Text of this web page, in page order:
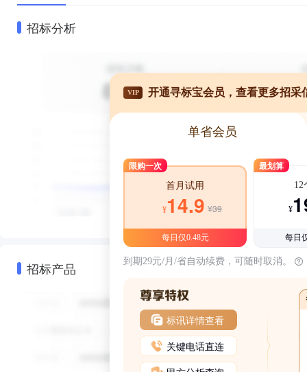
招标分析
招标产品
VIP 开通寻标宝会员，查看更多招采
单省会员
限购一次
首月试用
¥14.9 ¥39
每日仅0.48元
最划算
12
¥
每日
到期29元/月/省自动续费，可随时取消。
标讯详情查看
关键电话直连